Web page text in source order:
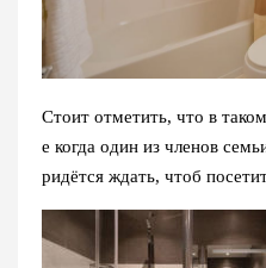
Стоит отметить, что в
е когда один из членов
ридётся ждать, чтоб